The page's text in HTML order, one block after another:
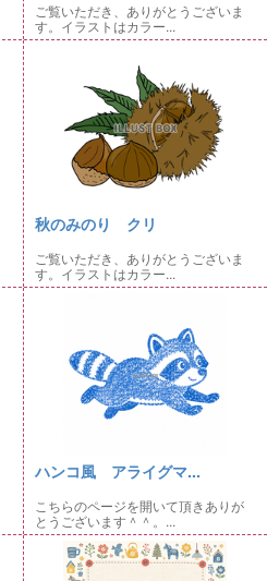
ご覧いただき、ありがとうございま
す。イラストはカラー...
秋のみのり クリ
ご覧いただき、ありがとうございま
す。イラストはカラー...
ハンコ風 アライグマ...
こちらのページを開いて頂きありが
とうございます＾＾。...